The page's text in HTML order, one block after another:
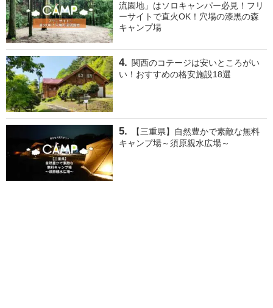
流園地」はソロキャンパー必見！フリ
ーサイトで直火OK！穴場の漆黒の森
キャンプ場
関西のコテージは安いところがい
い！おすすめの格安施設18選
【三重県】自然豊かで素敵な無料
キャンプ場～須原親水広場～